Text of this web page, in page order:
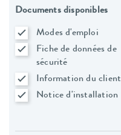
Documents disponibles
Modes d'emploi
Fiche de données de
sécurité
Information du client
Notice d'installation